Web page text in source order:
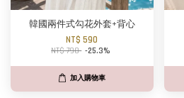
韓國兩件式勾花外套+背心
NT$ 590
NT$ 790 -25.3%
加入購物車